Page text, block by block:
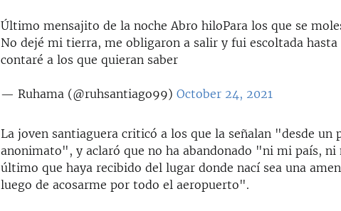
Último mensajito de la noche Abro hiloPara los que se
No dejé mi tierra, me obligaron a salir y fui escoltada hasta
contaré a los que quieran saber
— Ruhama (@ruhsantiago99)October 24, 2021
La joven santiaguera criticó a los que la señalan "desde
anonimato", y aclaró que no ha abandonado "ni mi país, ni
último que haya recibido del lugar donde nací sea una
luego de acosarme por todo el aeropuerto".